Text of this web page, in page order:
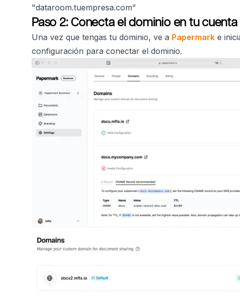
"dataroom.tuempresa.com"
Paso 2: Conecta el dominio en tu
Una vez que tengas tu dominio, ve a Papermark e
configuración para conectar el dominio.